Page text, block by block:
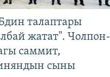
талаптары
жатат". Чолпон-
саммит,
сыны